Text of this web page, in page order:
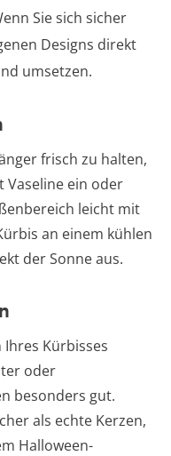
Sie sich sicher
Designs direkt
umsetzen.
frisch zu halten,
Vaseline ein oder
leicht mit
an einem kühlen
der Sonne aus.
Kürbisses
oder
besonders gut.
als echte Kerzen,
Halloween-